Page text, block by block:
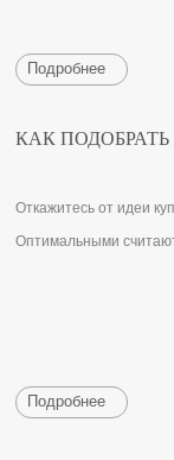
Подробнее
КАК
Откажитесь от идеи
Оптимальными
Подробнее